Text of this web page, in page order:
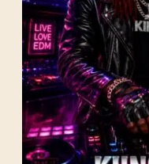
CLUBDRUCK
DURCH
DIE
NACHT
(MUSIKPLAYLIST)
[
EDM
|
ELECTRO
|
CROSSOVER
]